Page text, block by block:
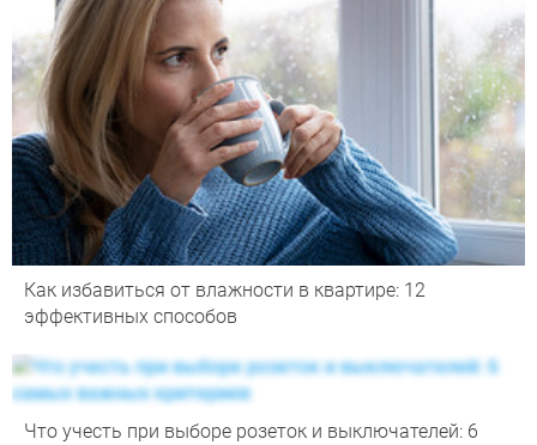
Как избавиться от влажности в квартире: 12
эффективных способов
Что учесть при выборе розеток и выключателей: 6